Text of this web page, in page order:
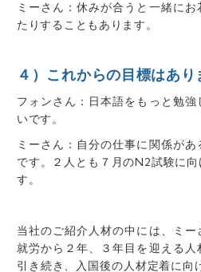
ミーさん：休みが合うと一緒に
たりすることもあります。
４）これからの目標はあり
フォンさん：日本語をもっと勉
いです。
ミーさん：自分の仕事に関係が
です。２人とも７月のN2試験に
す。
当社のご紹介人材の中には、ミ
就労から２年、３年目を迎える人
引き続き、入国後の人材定着に